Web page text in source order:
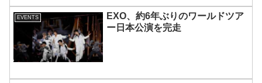
EVENTS
EXO、約6年ぶりのワールドツア
ー日本公演を完走